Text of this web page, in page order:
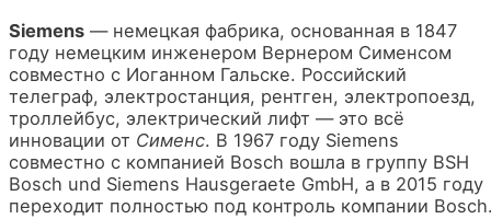
Siemens — немецкая фабрика, основанная в 1847
году немецким инженером Вернером Сименсом
совместно с Иоганном Гальске. Российский
телеграф, электростанция, рентген, электропоезд,
троллейбус, электрический лифт — это всё
инновации от Сименс. В 1967 году Siemens
совместно с компанией Bosch вошла в группу BSH
Bosch und Siemens Hausgeraete GmbH, а в 2015 году
переходит полностью под контроль компании